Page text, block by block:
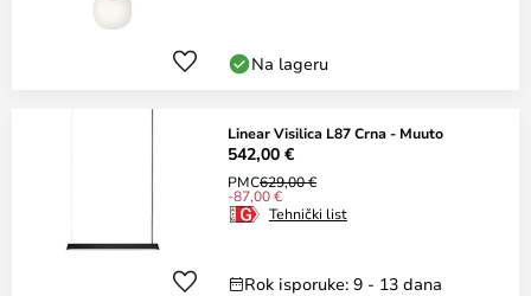
Na lageru
Linear Visilica L87 Crna - Muuto
542,00 €
PMC629,00 €
-87,00 €
Tehnički list
Rok isporuke: 9 - 13 dana